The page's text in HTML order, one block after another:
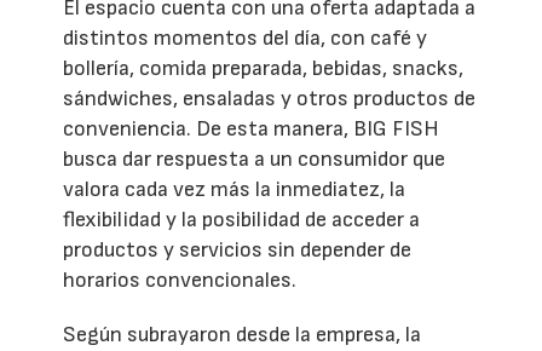
El espacio cuenta con una oferta adaptada a
distintos momentos del día, con café y
bollería, comida preparada, bebidas, snacks,
sándwiches, ensaladas y otros productos de
conveniencia. De esta manera, BIG FISH
busca dar respuesta a un consumidor que
valora cada vez más la inmediatez, la
flexibilidad y la posibilidad de acceder a
productos y servicios sin depender de
horarios convencionales.
Según subrayaron desde la empresa, la